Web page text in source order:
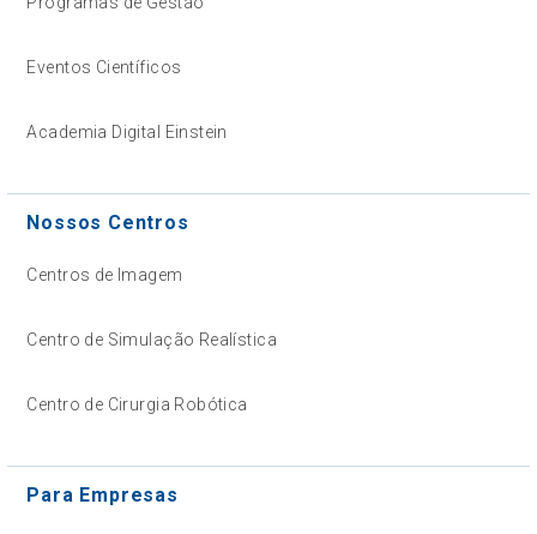
Eventos Científicos
Academia Digital Einstein
Nossos Centros
Centros de Imagem
Centro de Simulação Realística
Centro de Cirurgia Robótica
Para Empresas